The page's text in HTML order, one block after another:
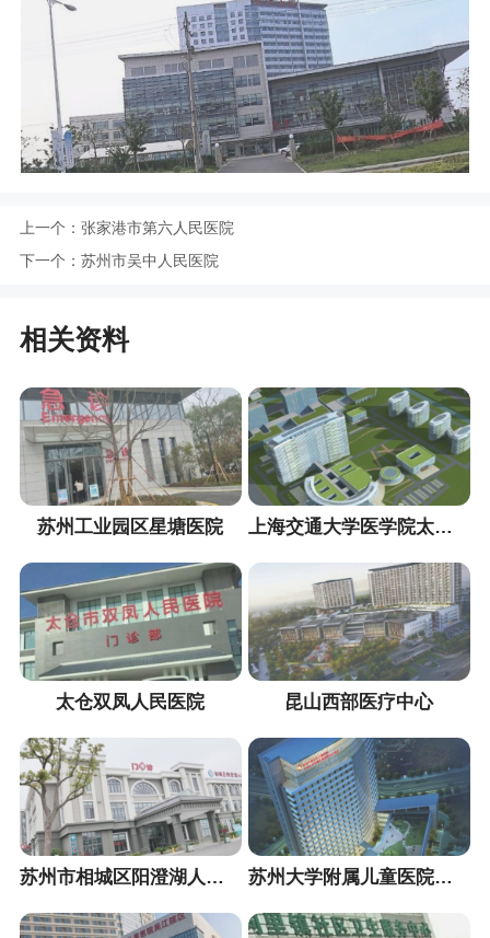
上一个： 张家港市第六人民医院
下一个： 苏州市吴中人民医院
相关资料
苏州工业园区星塘医院 上海交通大学医学院太仓分院
太仓双凤人民医院 昆山西部医疗中心
苏州市相城区阳澄湖人民医院 苏州大学附属儿童医院吴江院区